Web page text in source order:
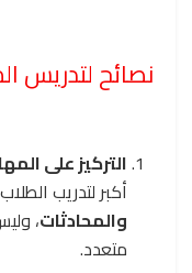
نصائح لتدريس
التركيز على
أكبر لتدريب
والمحادثات،
متعدد.